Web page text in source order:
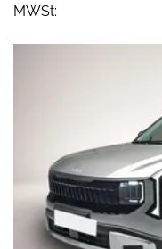
MWSt: